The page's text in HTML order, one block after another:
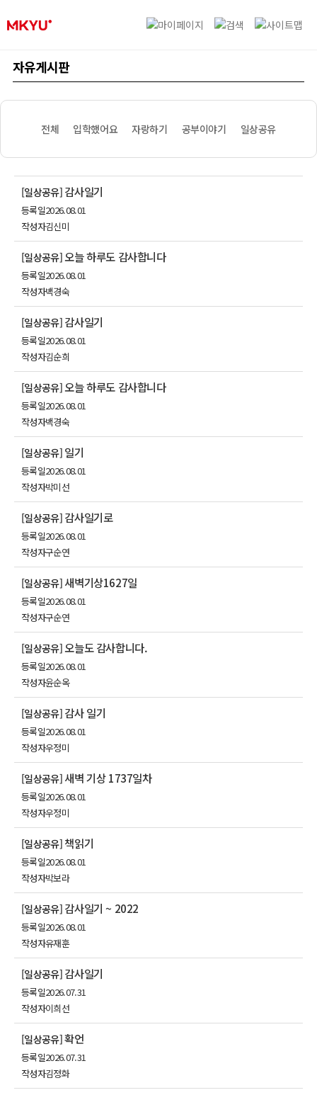
자유게시판
전체 입학했어요 자랑하기 공부이야기 일상공유
[일상공유] 감사일기
등록일2026.08.01
작성자김신미
[일상공유]오늘 하루도 감사합니다
등록일2026.08.01
작성자백경숙
[일상공유] 감사일기
등록일2026.08.01
작성자김순희
[일상공유]오늘 하루도 감사합니다
등록일2026.08.01
작성자백경숙
[일상공유] 일기
등록일2026.08.01
작성자박미선
[일상공유] 감사일기로
등록일2026.08.01
작성자구순연
[일상공유] 새벽기상1627일
등록일2026.08.01
작성자구순연
[일상공유]오늘도 감사합니다.
등록일2026.08.01
작성자윤순옥
[일상공유] 감사 일기
등록일2026.08.01
작성자우정미
[일상공유] 새벽 기상 1737일차
등록일2026.08.01
작성자우정미
[일상공유] 책읽기
등록일2026.08.01
작성자박보라
[일상공유] 감사일기 ~ 2022
등록일2026.08.01
작성자유재훈
[일상공유] 감사일기
등록일2026.07.31
작성자이희선
[일상공유]확언
등록일2026.07.31
작성자김정화